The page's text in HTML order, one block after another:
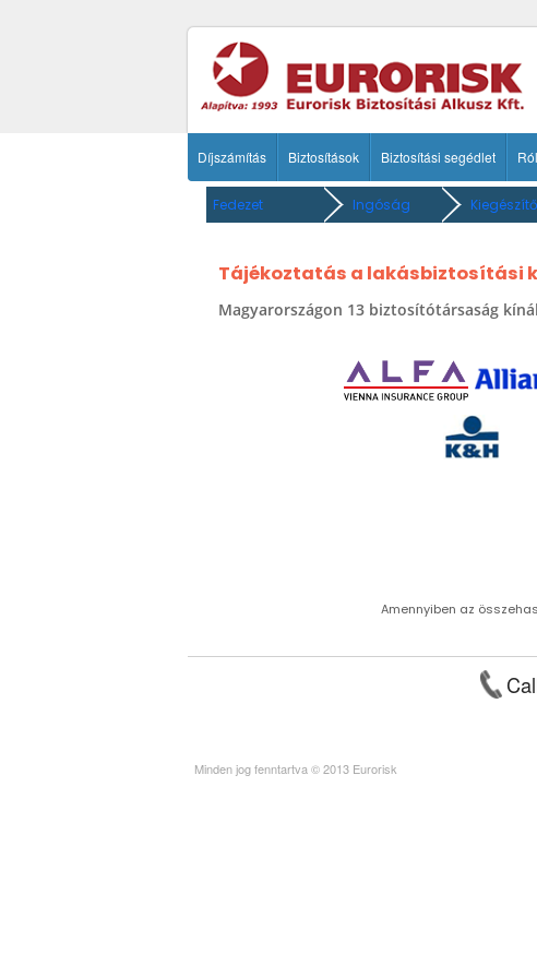
Díjszámítás Biztosítások Biztosítási segédlet
Fedezet Ingóság
Tájékoztatás a lakásbiztosítási
Magyarországon 13 biztosítótársaság
Amennyiben az
Minden jog fenntartva © 2013 Eurorisk